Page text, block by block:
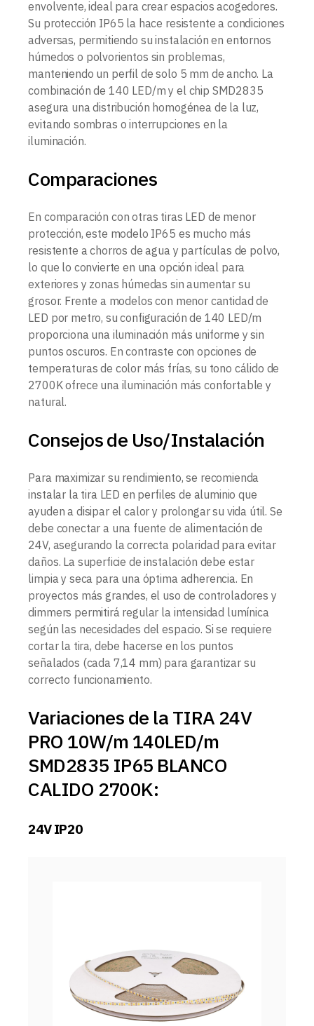
envolvente, ideal para crear espacios acogedores.
Su protección IP65 la hace resistente a condiciones
adversas, permitiendo su instalación en entornos
húmedos o polvorientos sin problemas,
manteniendo un perfil de solo 5 mm de ancho. La
combinación de 140 LED/m y el chip SMD2835
asegura una distribución homogénea de la luz,
evitando sombras o interrupciones en la
iluminación.
Comparaciones
En comparación con otras tiras LED de menor
protección, este modelo IP65 es mucho más
resistente a chorros de agua y partículas de polvo,
lo que lo convierte en una opción ideal para
exteriores y zonas húmedas sin aumentar su
grosor. Frente a modelos con menor cantidad de
LED por metro, su configuración de 140 LED/m
proporciona una iluminación más uniforme y sin
puntos oscuros. En contraste con opciones de
temperaturas de color más frías, su tono cálido de
2700K ofrece una iluminación más confortable y
natural.
Consejos de Uso/Instalación
Para maximizar su rendimiento, se recomienda
instalar la tira LED en perfiles de aluminio que
ayuden a disipar el calor y prolongar su vida útil. Se
debe conectar a una fuente de alimentación de
24V, asegurando la correcta polaridad para evitar
daños. La superficie de instalación debe estar
limpia y seca para una óptima adherencia. En
proyectos más grandes, el uso de controladores y
dimmers permitirá regular la intensidad lumínica
según las necesidades del espacio. Si se requiere
cortar la tira, debe hacerse en los puntos
señalados (cada 7,14 mm) para garantizar su
correcto funcionamiento.
Variaciones de la TIRA 24V
PRO 10W/m 140LED/m
SMD2835 IP65 BLANCO
CALIDO 2700K:
24V IP20